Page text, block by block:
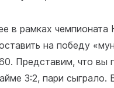
в рамках
на победу
Представим, что вы
3:2, пари